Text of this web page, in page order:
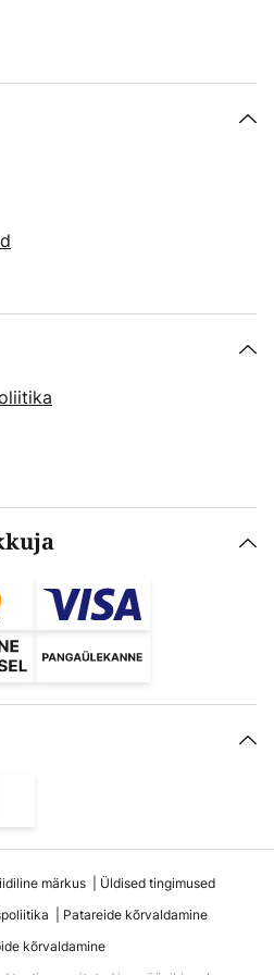
märkus
Üldised tingimused
Patareide kõrvaldamine
kõrvaldamine